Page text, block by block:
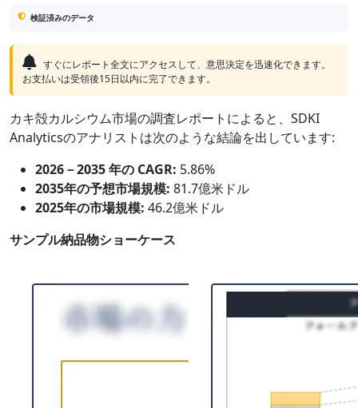
検証済みのデータ
すぐにレポート全文にアクセスして、意思決定を迅速化できます。
お支払いは受領後15日以内に完了できます。
カキ殻カルシウム市場の調査レポートによると、SDKI
Analyticsのアナリストは次のような結論を出しています:
2026－2035 年の CAGR: 5.86%
2035年の予想市場規模: 81.7億米ドル
2025年の市場規模: 46.2億米ドル
サンプル納品物ショーケース